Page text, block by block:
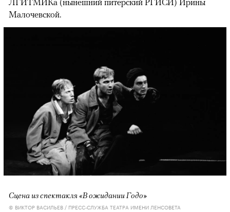
ЛГИТМИКа (нынешний питерский РГИСИ) Ирины
Малочевской.
Сцена из спектакля «В ожидании Годо»
© ВИКТОР ВАСИЛЬЕВ / ПРЕСС-СЛУЖБА ТЕАТРА ИМЕНИ ЛЕНСОВЕТА